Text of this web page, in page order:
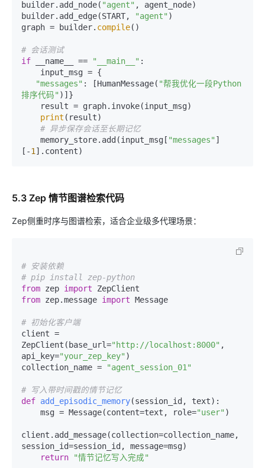
builder.add_node( "agent" , agent_node)
builder.add_edge(START,
"agent" )
graph = builder. compile()
# 会话测试
if __name__ == "__main__" :
"messages" : [HumanMessage( "帮我优化一段Python
排序代码" )]}
print (result)
# 异步保存会话至长期记忆
    memory_store.add(input_msg[
"messages" ]
[-1
5.3 Zep 情节图谱检索代码
Zep侧重时序与图谱检索，适合企业级多代理场景：
# 安装依赖
# pip install zep-python
from zep import
from zep.message import Message
# 初始化客户端
client =
ZepClient(base_url="http://localhost:8000" ,
api_key="your_zep_key" )
collection_name =
"agent_session_01"
# 写入带时间戳的情节记忆
def add_episodic_memory(session_id, text):
    msg = Message(content=text, role=
"user" )
client.add_message(collection=collection_name,
session_id=session_id, message=msg)
return
"情节记忆写入完成"